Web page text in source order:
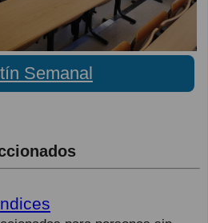
Semanal